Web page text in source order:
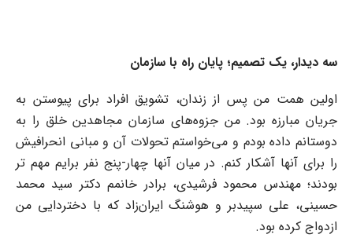
سه دیدار، یک تصمیم؛ پایان راه با سازمان
اولین همت من پس از زندان، تشویق افراد برای پیوستن به
جریان مبارزه بود. من جزوه‌های سازمان مجاهدین خلق را به
دوستانم داده بودم و می‌خواستم تحولات آن و مبانی انحرافیش
را برای آنها آشکار کنم. در میان آنها چهار-پنج نفر برایم مهم تر
بودند؛ مهندس محمود فرشیدی، برادر خانمم دکتر سید محمد
حسینی، علی سپیدبر و هوشنگ ایران‌زاد که با دختردایی من
ازدواج کرده بود.